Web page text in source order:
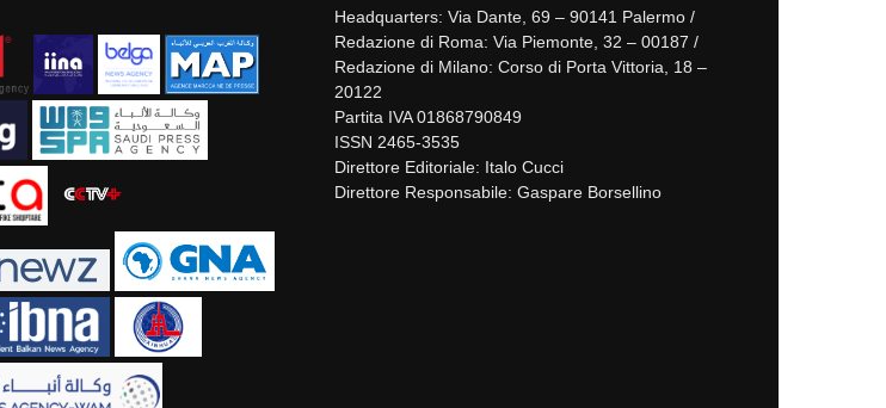
Headquarters: Via Dante, 69 – 90141 Palermo /
Redazione di Roma: Via Piemonte, 32 – 00187 /
Redazione di Milano: Corso di Porta Vittoria, 18 –
20122
Partita IVA 01868790849
ISSN 2465-3535
Direttore Editoriale: Italo Cucci
Direttore Responsabile: Gaspare Borsellino